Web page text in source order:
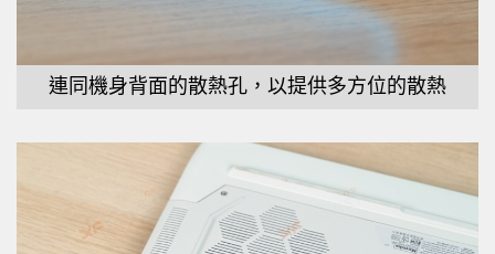
連同機身背面的散熱孔，以提供多方位的散熱